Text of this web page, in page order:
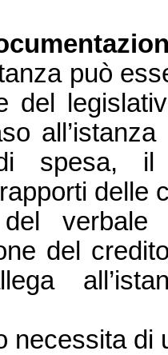
può
del
spesa, il
delle
verbale
del
necessita di